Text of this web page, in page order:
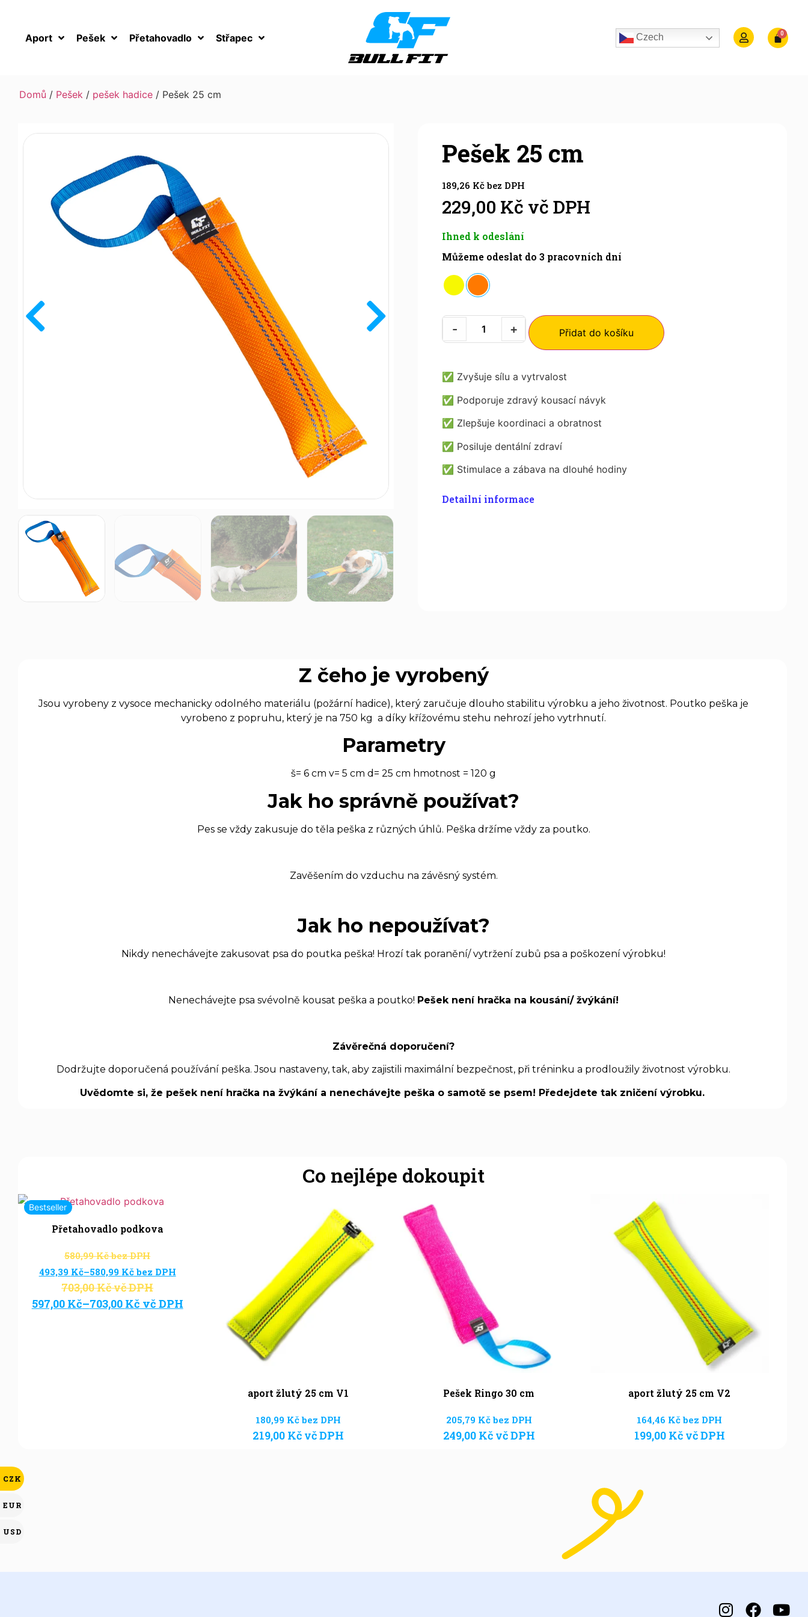
Aport Pešek Přetahovadlo Střapec Czech
Domů / Pešek / pešek hadice / Pešek 25 cm
Pešek 25 cm
189,26 Kčbez DPH
229,00 Kč vč DPH
Ihned k odeslání
Můžeme odeslat do 3 pracovních dní
- + Přidat do košíku
✅ Zvyšuje sílu a vytrvalost
✅ Podporuje zdravý kousací návyk
✅ Zlepšuje koordinaci a obratnost
✅ Posiluje dentální zdraví
✅ Stimulace a zábava na dlouhé hodiny
Detailní informace
Z čeho je vyrobený
Jsou vyrobeny z vysoce mechanicky odolného materiálu (požární hadice), který zaručuje dlouho stabilitu výrobku a jeho životnost. Poutko peška je
vyrobeno z popruhu, který je na 750 kg a díky křížovému stehu nehrozí jeho vytrhnutí.
Parametry
š= 6 cm v= 5 cm d= 25 cm hmotnost = 120 g
Jak ho správně používat?
Pes se vždy zakusuje do těla peška z různých úhlů. Peška držíme vždy za poutko.
Zavěšením do vzduchu na závěsný systém.
Jak ho nepoužívat?
Nikdy nenechávejte zakusovat psa do poutka peška! Hrozí tak poranění/ vytržení zubů psa a poškození výrobku!
Nenechávejte psa svévolně kousat peška a poutko! Pešek není hračka na kousání/ žvýkání!
Závěrečná doporučení?
Dodržujte doporučená používání peška. Jsou nastaveny, tak, aby zajistili maximální bezpečnost, při tréninku a prodloužily životnost výrobku.
Uvědomte si, že pešek není hračka na žvýkání a nenechávejte peška o samotě se psem! Předejdete tak zničení výrobku.
Co nejlépe dokoupit
Bestseller
Přetahovadlo podkova
580,99Kčbez DPH
493,39 Kč–580,99 Kčbez DPH
703,00Kčvč DPH
597,00 Kč–703,00 Kč vč DPH
aport žlutý 25 cm V1
180,99 Kčbez DPH
219,00 Kčvč DPH
Pešek Ringo 30 cm
205,79 Kčbez DPH
249,00 Kčvč DPH
aport žlutý 25 cm V2
164,46 Kčbez DPH
199,00 Kčvč DPH
CZK
EUR
USD